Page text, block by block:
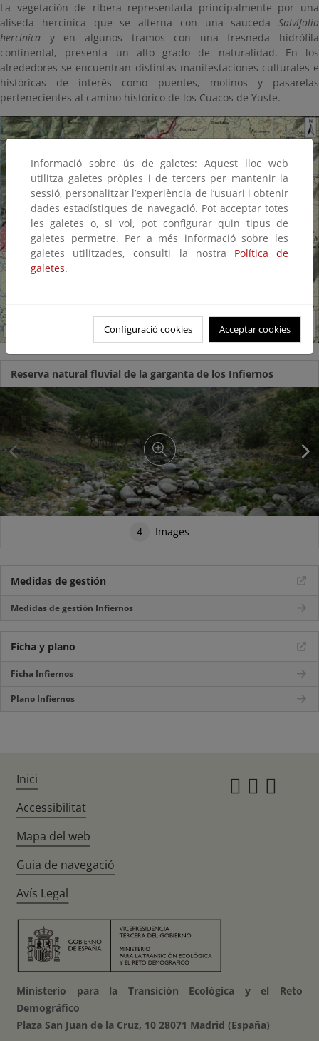
La vegetación de ribera representada principalmente por una
aliseda hercínica que se alterna con una sauceda Salvifolia
hercínica y en algunos tramos con una fresneda hidrófila
continental, presenta un alto grado de naturalidad. En los
alrededores se encuentran distintas manifestaciones culturales e
históricas de interés como puentes, molinos y pasarelas
pertenecientes al camino histórico de los Cuacos de Yuste.
Reserva natural fluvial de la garganta de los Infiernos
4 Images
Medidas de gestión
Medidas de gestión Infiernos
Ficha y plano
Ficha Infiernos
Plano Infiernos
Informació sobre ús de galetes: Aquest lloc web
utilitza galetes pròpies i de tercers per mantenir la
sessió, personalitzar l’experiència de l’usuari i obtenir
dades estadístiques de navegació. Pot acceptar totes
les galetes o, si vol, pot configurar quin tipus de
galetes permetre. Per a més informació sobre les
galetes utilitzades, consulti la nostra Política de
galetes.
Configuració cookies Acceptar cookies
Inici
Accessibilitat
Mapa del web
Guia de navegació
Avís Legal
Ministerio para la Transición Ecológica y el Reto
Demográfico
Plaza San Juan de la Cruz, 10 28071 Madrid (España)